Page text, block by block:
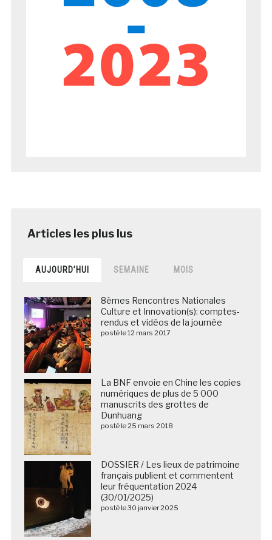
AUJOURD’HUI SEMAINE MOIS
8èmes Rencontres Nationales
Culture et Innovation(s): comptes-
rendus et vidéos de la journée
posté le 12 mars 2017
La BNF envoie en Chine les copies
numériques de plus de 5 000
manuscrits des grottes de
Dunhuang
posté le 25 mars 2018
DOSSIER / Les lieux de patrimoine
français publient et commentent
leur fréquentation 2024
(30/01/2025)
posté le 30 janvier 2025